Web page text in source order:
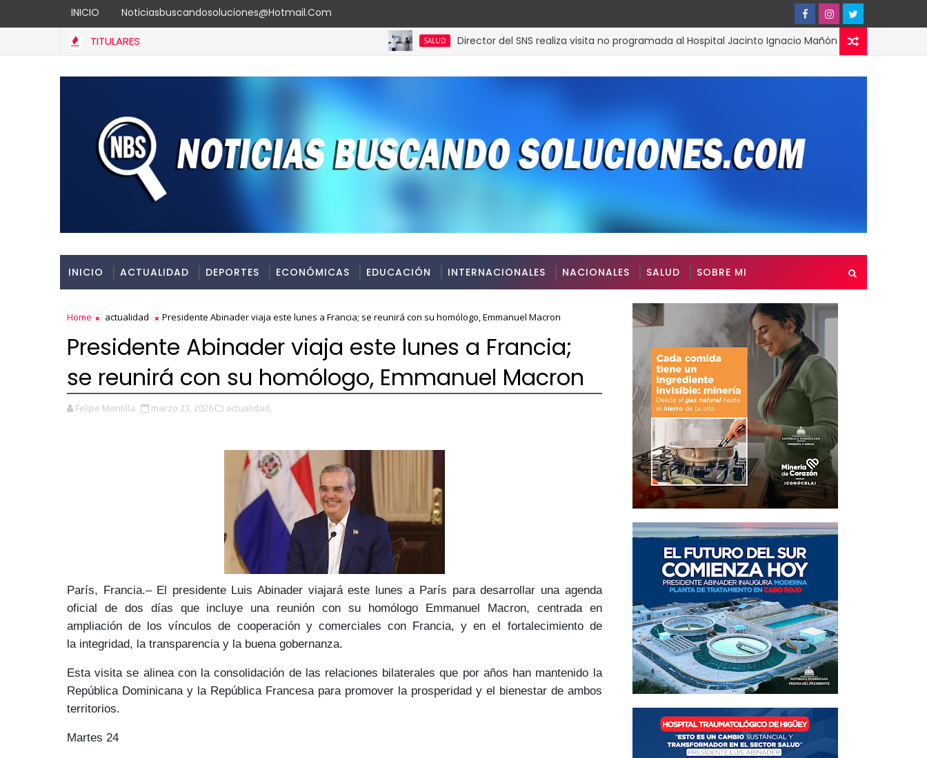
INICIO Noticiasbuscandosoluciones@hotmail.com
TITULARES SALUD Director del SNS realiza visita no programada al Hospital Jacinto Ignacio Mañón ACTUALIDAD
INICIO ACTUALIDAD DEPORTES ECONÓMICAS EDUCACIÓN INTERNACIONALES NACIONALES SALUD SOBRE MI
Home actualidad Presidente Abinader viaja este lunes a Francia; se reunirá con su homólogo, Emmanuel Macron
Presidente Abinader viaja este lunes a Francia;
se reunirá con su homólogo, Emmanuel Macron
Felipe Montilla marzo 23, 2026 actualidad,
París, Francia.– El presidente Luis Abinader viajaráeste lunes a París para desarrollar una agenda
oficial de dos días que incluye una reunión con su homólogo Emmanuel Macron, centrada en
ampliación de los vínculos de cooperación y comerciales con Francia, y en el fortalecimiento de
la integridad, la transparencia y la buena gobernanza.
Esta visita se alinea con la consolidación de las relaciones bilaterales que por años han mantenido la
República Dominicana y la República Francesa para promover la prosperidad y el bienestar de ambos
territorios.
Martes 24